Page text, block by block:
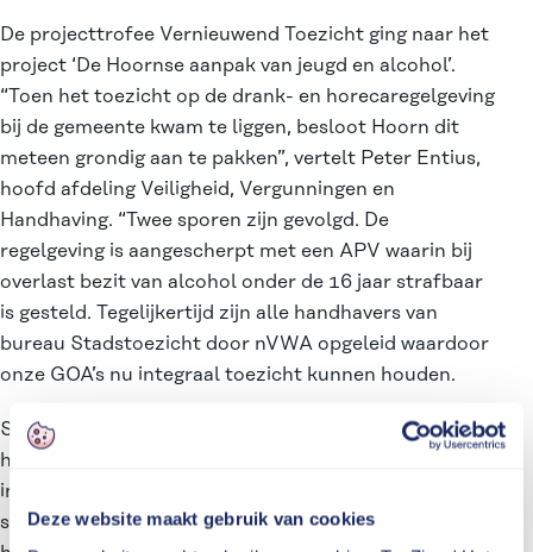
Deze website maakt gebruik van cookies
De projecttrofee Vernieuwend Toezicht ging naar het
project ‘De Hoornse aanpak van jeugd en alcohol’.
“Toen het toezicht op de drank- en horecaregelgeving
bij de gemeente kwam te liggen, besloot Hoorn dit
meteen grondig aan te pakken”, vertelt Peter Entius,
hoofd afdeling Veiligheid, Vergunningen en
Handhaving. “Twee sporen zijn gevolgd. De
regelgeving is aangescherpt met een APV waarin bij
overlast bezit van alcohol onder de 16 jaar strafbaar
is gesteld. Tegelijkertijd zijn alle handhavers van
bureau Stadstoezicht door nVWA opgeleid waardoor
onze GOA’s nu integraal toezicht kunnen houden.
Stadstoezicht heeft hiermee het instrumentarium in
handen gekregen om bij overlast meteen te kunnen
ingrijpen. Het tijdrovende posten bij supermarkt en
slijterij is verleden tijd en het effect van de